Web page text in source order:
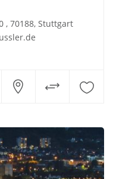
, 70188, Stuttgart